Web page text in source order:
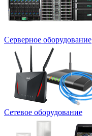
Серверное оборудование
Сетевое оборудование